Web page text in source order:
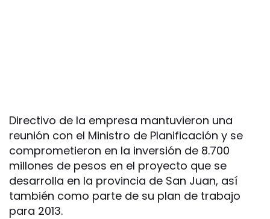
Directivo de la empresa mantuvieron una
reunión con el Ministro de Planificación y se
comprometieron en la inversión de 8.700
millones de pesos en el proyecto que se
desarrolla en la provincia de San Juan, así
también como parte de su plan de trabajo
para 2013.